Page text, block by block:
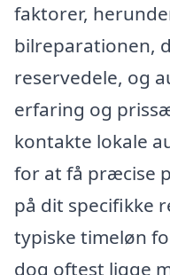
faktorer,
bilreparationen,
reservedele, og
erfaring og
kontakte lokale
for at få præcise
på dit specifikke
typiske timeløn
dog oftest ligge